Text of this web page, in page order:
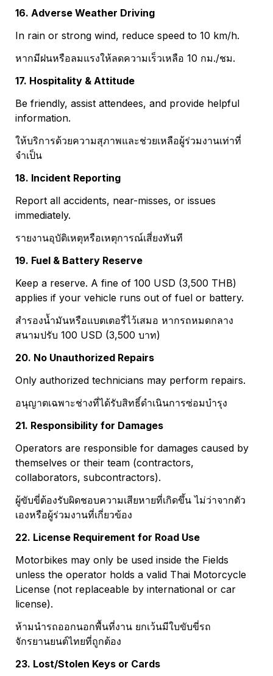
16. Adverse Weather Driving
In rain or strong wind, reduce speed to 10 km/h.
หากมีฝนหรือลมแรงให้ลดความเร็วเหลือ 10 กม./ชม.
17. Hospitality & Attitude
Be friendly, assist attendees, and provide helpful
information.
ให้บริการด้วยความสุภาพและช่วยเหลือผู้ร่วมงานเท่าที่
จำเป็น
18. Incident Reporting
Report all accidents, near-misses, or issues
immediately.
รายงานอุบัติเหตุหรือเหตุการณ์เสี่ยงทันที
19. Fuel & Battery Reserve
Keep a reserve. A fine of 100 USD (3,500 THB)
applies if your vehicle runs out of fuel or battery.
สำรองน้ำมันหรือแบตเตอรี่ไว้เสมอ หากรถหมดกลาง
สนามปรับ 100 USD (3,500 บาท)
20. No Unauthorized Repairs
Only authorized technicians may perform repairs.
อนุญาตเฉพาะช่างที่ได้รับสิทธิ์ดำเนินการซ่อมบำรุง
21. Responsibility for Damages
Operators are responsible for damages caused by
themselves or their team (contractors,
collaborators, subcontractors).
ผู้ขับขี่ต้องรับผิดชอบความเสียหายที่เกิดขึ้น ไม่ว่าจากตัว
เองหรือผู้ร่วมงานที่เกี่ยวข้อง
22. License Requirement for Road Use
Motorbikes may only be used inside the Fields
unless the operator holds a valid Thai Motorcycle
License (not replaceable by international or car
license).
ห้ามนำรถออกนอกพื้นที่งาน ยกเว้นมีใบขับขี่รถ
จักรยานยนต์ไทยที่ถูกต้อง
23. Lost/Stolen Keys or Cards